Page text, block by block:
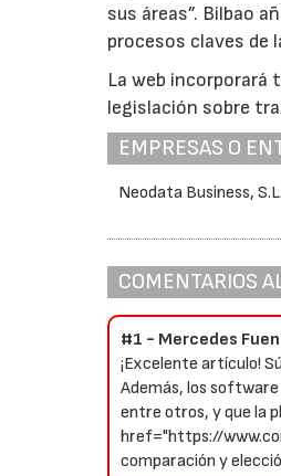
sus áreas”. Bilbao
procesos claves de
La web incorporará
legislación sobre
EMPRESAS O
Neodata Business, S.L.
COMENTARIOS
#1 - Mercedes
¡Excelente artículo!
Además, los
entre otros, y que la
href="https://
comparación y